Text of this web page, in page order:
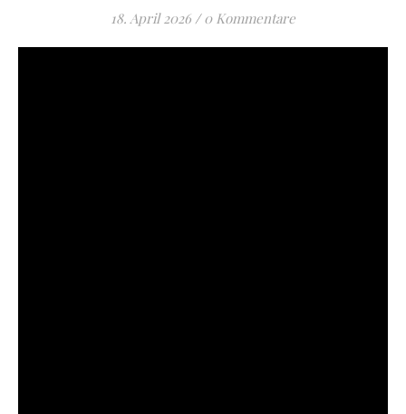
18. April 2026 / 0 Kommentare